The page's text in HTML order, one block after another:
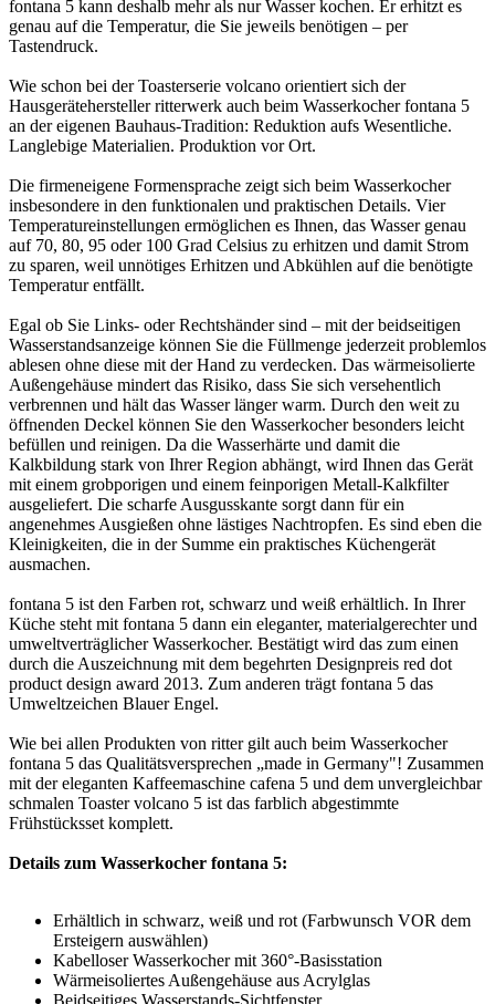
fontana 5 kann deshalb mehr als nur Wasser kochen. Er erhitzt es
genau auf die Temperatur, die Sie jeweils benötigen – per
Tastendruck.
Wie schon bei der Toasterserie volcano orientiert sich der
Hausgerätehersteller ritterwerk auch beim Wasserkocher fontana 5
an der eigenen Bauhaus-Tradition: Reduktion aufs Wesentliche.
Langlebige Materialien. Produktion vor Ort.
Die firmeneigene Formensprache zeigt sich beim Wasserkocher
insbesondere in den funktionalen und praktischen Details. Vier
Temperatureinstellungen ermöglichen es Ihnen, das Wasser genau
auf 70, 80, 95 oder 100 Grad Celsius zu erhitzen und damit Strom
zu sparen, weil unnötiges Erhitzen und Abkühlen auf die benötigte
Temperatur entfällt.
Egal ob Sie Links- oder Rechtshänder sind – mit der beidseitigen
Wasserstandsanzeige können Sie die Füllmenge jederzeit problemlos
ablesen ohne diese mit der Hand zu verdecken. Das wärmeisolierte
Außengehäuse mindert das Risiko, dass Sie sich versehentlich
verbrennen und hält das Wasser länger warm. Durch den weit zu
öffnenden Deckel können Sie den Wasserkocher besonders leicht
befüllen und reinigen. Da die Wasserhärte und damit die
Kalkbildung stark von Ihrer Region abhängt, wird Ihnen das Gerät
mit einem grobporigen und einem feinporigen Metall-Kalkfilter
ausgeliefert. Die scharfe Ausgusskante sorgt dann für ein
angenehmes Ausgießen ohne lästiges Nachtropfen. Es sind eben die
Kleinigkeiten, die in der Summe ein praktisches Küchengerät
ausmachen.
fontana 5 ist den Farben rot, schwarz und weiß erhältlich. In Ihrer
Küche steht mit fontana 5 dann ein eleganter, materialgerechter und
umweltverträglicher Wasserkocher. Bestätigt wird das zum einen
durch die Auszeichnung mit dem begehrten Designpreis red dot
product design award 2013. Zum anderen trägt fontana 5 das
Umweltzeichen Blauer Engel.
Wie bei allen Produkten von ritter gilt auch beim Wasserkocher
fontana 5 das Qualitätsversprechen „made in Germany"! Zusammen
mit der eleganten Kaffeemaschine cafena 5 und dem unvergleichbar
schmalen Toaster volcano 5 ist das farblich abgestimmte
Frühstücksset komplett.
Details zum Wasserkocher fontana 5:
Erhältlich in schwarz, weiß und rot (Farbwunsch VOR dem
Ersteigern auswählen)
Kabelloser Wasserkocher mit 360°-Basisstation
Wärmeisoliertes Außengehäuse aus Acrylglas
Beidseitiges Wasserstands-Sichtfenster